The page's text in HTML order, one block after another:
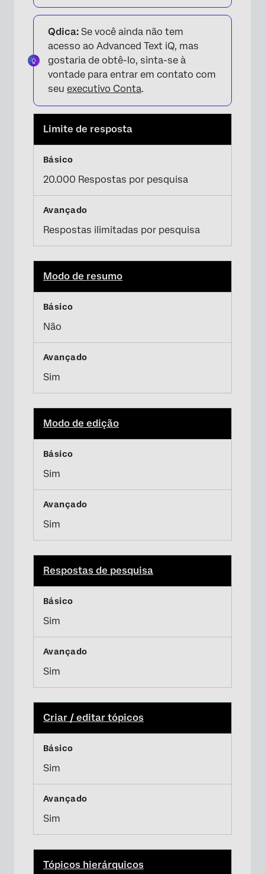
Qdica: Se você ainda não tem
acesso ao Advanced Text iQ, mas
gostaria de obtê-lo, sinta-se à
vontade para entrar em contato com
seu executivo Conta.
Limite de resposta
20.000 Respostas por pesquisa
Respostas ilimitadas por pesquisa
Modo de resumo
Não
Sim
Modo de edição
Sim
Sim
Respostas de pesquisa
Sim
Sim
Criar / editar tópicos
Sim
Sim
Tópicos hierárquicos